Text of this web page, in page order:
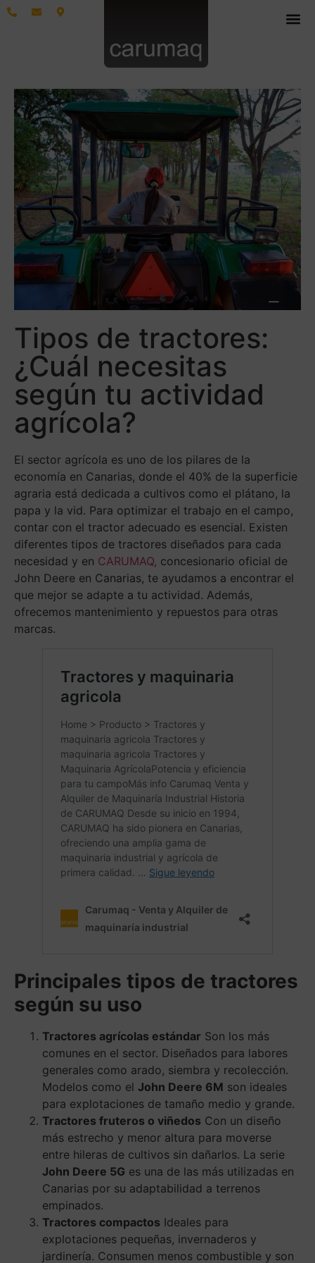
Tipos de tractores:
¿Cuál necesitas
según tu actividad
agrícola?
El sector agrícola es uno de los pilares de la
economía en Canarias, donde el 40% de la superficie
agraria está dedicada a cultivos como el plátano, la
papa y la vid. Para optimizar el trabajo en el campo,
contar con el tractor adecuado es esencial. Existen
diferentes tipos de tractores diseñados para cada
necesidad y en CARUMAQ, concesionario oficial de
John Deere en Canarias, te ayudamos a encontrar el
que mejor se adapte a tu actividad. Además,
ofrecemos mantenimiento y repuestos para otras
marcas.
Principales tipos de tractores
según su uso
Tractores agrícolas estándar Son los más
comunes en el sector. Diseñados para labores
generales como arado, siembra y recolección.
Modelos como el John Deere 6M son ideales
para explotaciones de tamaño medio y grande.
Tractores fruteros o viñedos Con un diseño
más estrecho y menor altura para moverse
entre hileras de cultivos sin dañarlos. La serie
John Deere 5G es una de las más utilizadas en
Canarias por su adaptabilidad a terrenos
empinados.
Tractores compactos Ideales para
explotaciones pequeñas, invernaderos y
jardinería. Consumen menos combustible y son